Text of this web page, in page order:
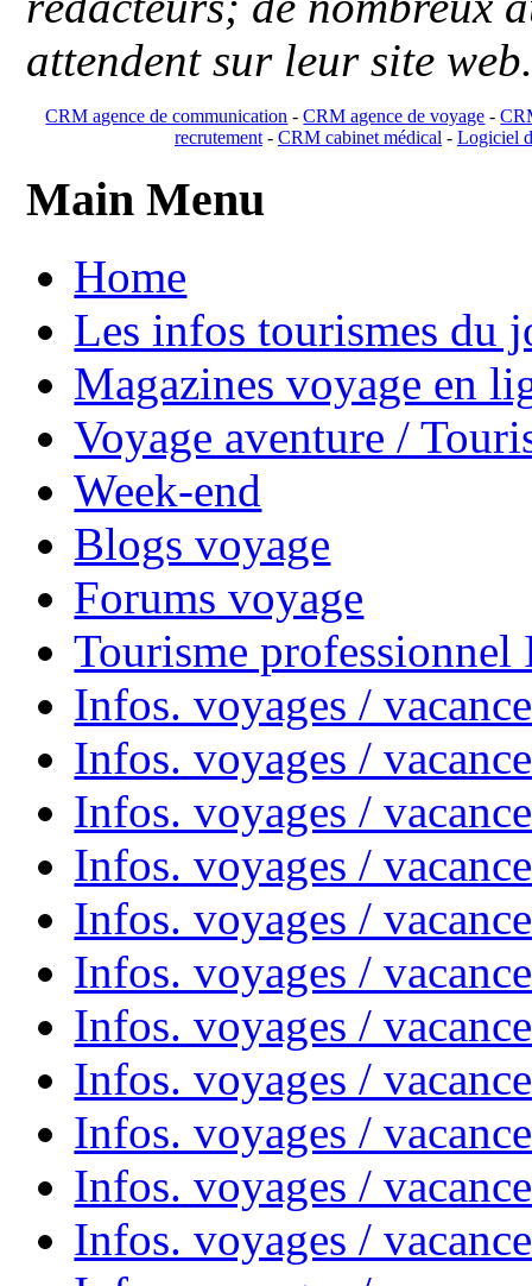
attendent sur leur site
CRM agence de communication -CRM agence de voyage -
recrutement- CRM cabinet médical- Logiciel
Main Menu
Home
Les infos tourismes du
Magazines voyage en
Voyage aventure /
Week-end
Blogs voyage
Forums voyage
Tourisme
Infos. voyages /
Infos. voyages /
Infos. voyages /
Infos. voyages /
Infos. voyages /
Infos. voyages /
Infos. voyages /
Infos. voyages /
Infos. voyages /
Infos. voyages /
Infos. voyages /